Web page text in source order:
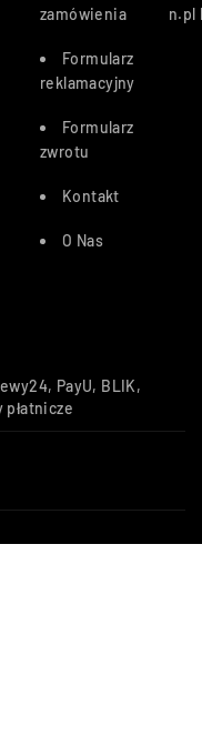
zamówienia
Formularz
reklamacyjny
Formularz
zwrotu
Kontakt
O Nas
n.pl
PayU, BLIK,
płatnicze